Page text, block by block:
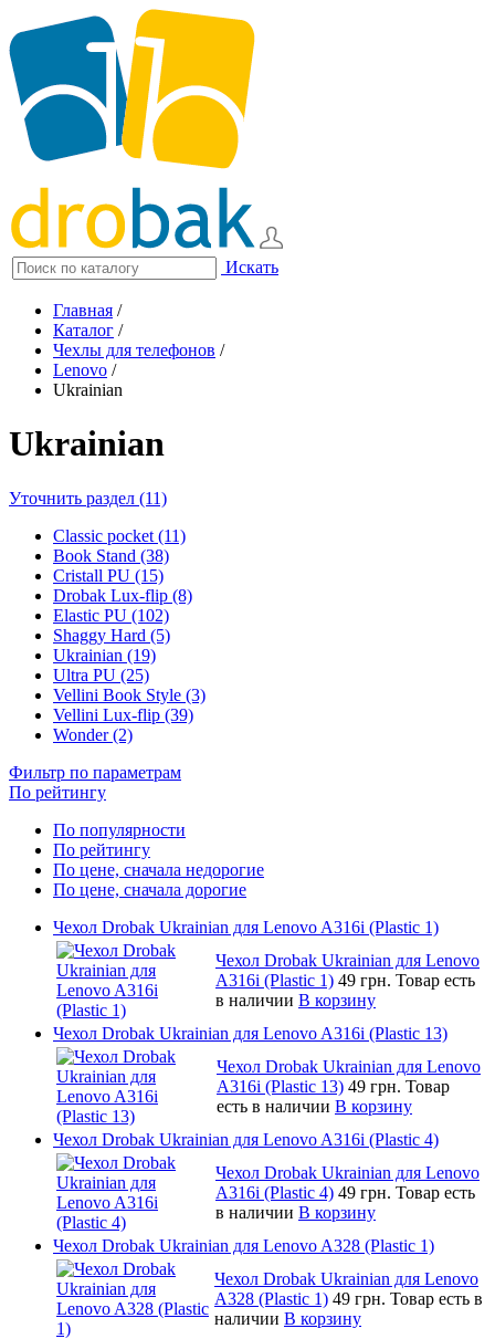
Искать
Главная /
Каталог /
Чехлы для телефонов /
Lenovo /
Ukrainian
Ukrainian
Уточнить раздел (11)
Classic pocket (11)
Book Stand (38)
Cristall PU (15)
Drobak Lux-flip (8)
Elastic PU (102)
Shaggy Hard (5)
Ukrainian (19)
Ultra PU (25)
Vellini Book Style (3)
Vellini Lux-flip (39)
Wonder (2)
Фильтр по параметрам
По рейтингу
По популярности
По рейтингу
По цене, сначала недорогие
По цене, сначала дорогие
Чехол Drobak Ukrainian для Lenovo A316i (Plastic 1)
Чехол Drobak Ukrainian для Lenovo
A316i (Plastic 1) 49 грн. Товар есть
в наличии В корзину
Чехол Drobak Ukrainian для Lenovo A316i (Plastic 13)
Чехол Drobak Ukrainian для Lenovo
A316i (Plastic 13) 49 грн. Товар
есть в наличии В корзину
Чехол Drobak Ukrainian для Lenovo A316i (Plastic 4)
Чехол Drobak Ukrainian для Lenovo
A316i (Plastic 4) 49 грн. Товар есть
в наличии В корзину
Чехол Drobak Ukrainian для Lenovo A328 (Plastic 1)
Чехол Drobak Ukrainian для Lenovo
A328 (Plastic 1) 49 грн. Товар есть в
наличии В корзину